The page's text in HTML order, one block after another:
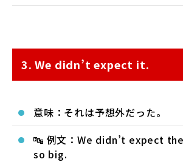
3. We didn’t expect it.
意味：それは予想外だった。
🔤 例文：We didn’t expect
so big.